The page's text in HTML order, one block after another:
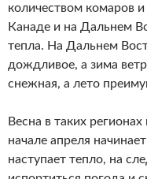
количеством комаров
Канаде и на Дальнем
тепла. На Дальнем
дождливое, а зима
снежная, а лето
Весна в таких
начале апреля
наступает тепло, на